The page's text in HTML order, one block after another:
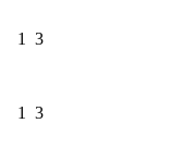
1 3
1 3